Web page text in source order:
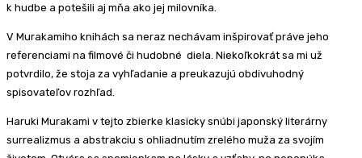
k hudbe a potešili aj mňa ako jej milovníka.
V Murakamiho knihách sa neraz nechávam inšpirovať práve jeho
referenciami na filmové či hudobné diela. Niekoľkokrát sa mi už
potvrdilo, že stoja za vyhľadanie a preukazujú obdivuhodný
spisovateľov rozhľad.
Haruki Murakami v tejto zbierke klasicky snúbi japonský literárny
surrealizmus a abstrakciu s ohliadnutím zrelého muža za svojím